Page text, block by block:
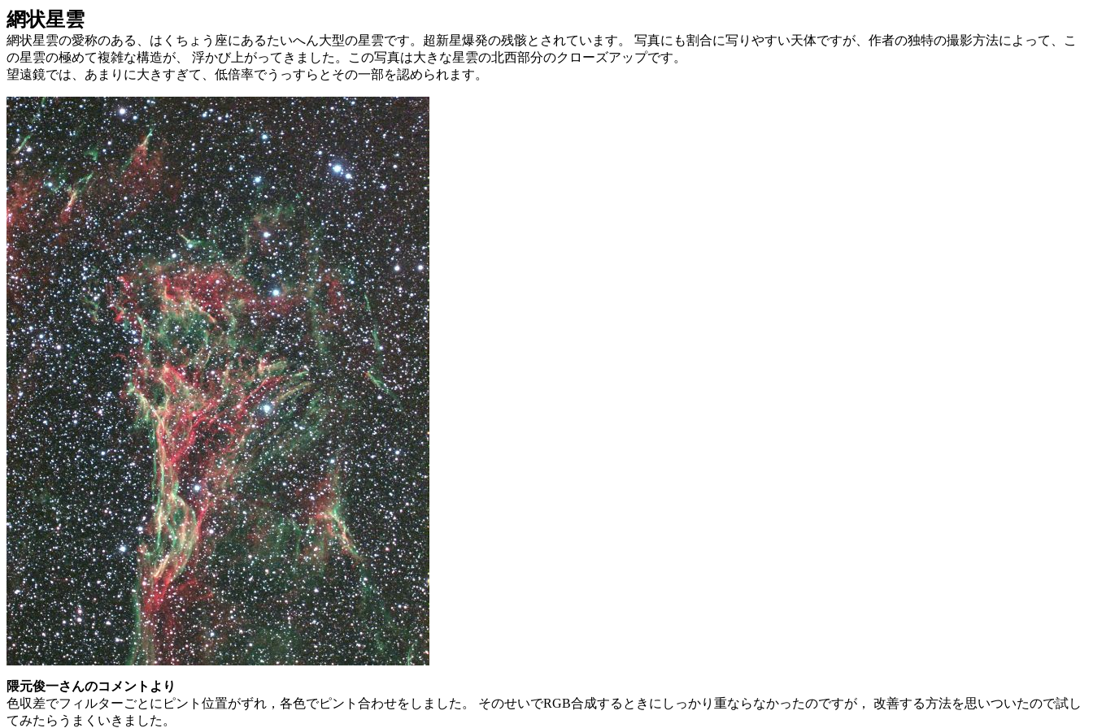
網状星雲
網状星雲の愛称のある、はくちょう座にあるたいへん大型の星雲です。超新星爆発の残骸とされています。 写真にも割合に写りやすい天体ですが、作者の独特の撮影方法によって、こ
の星雲の極めて複雑な構造が、 浮かび上がってきました。この写真は大きな星雲の北西部分のクローズアップです。
望遠鏡では、あまりに大きすぎて、低倍率でうっすらとその一部を認められます。
隈元俊一さんのコメントより
色収差でフィルターごとにピント位置がずれ，各色でピント合わせをしました。 そのせいでRGB合成するときにしっかり重ならなかったのですが， 改善する方法を思いついたので試し
てみたらうまくいきました。